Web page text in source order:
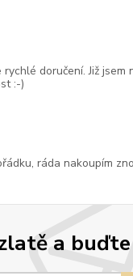
a
rychlé doručení. Již
:-)
ráda nakoupím